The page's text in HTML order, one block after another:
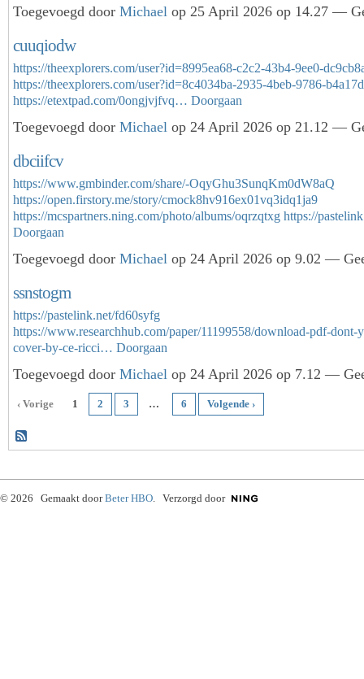
Toegevoegd door Michael op 25 April 2026 op 14.27 —
cuuqiodw
https://theexplorers.com/user?id=8995ea68-c2c2-43b4-9ee0-
https://theexplorers.com/user?id=8c4034ba-2935-4beb-9786-
https://etextpad.com/0ongjvjfvq… Doorgaan
Toegevoegd door Michael op 24 April 2026 op 21.12 —
dbciifcv
https://www.gmbinder.com/share/-OqyGhu3SunqKm0dW8aQ
https://open.firstory.me/story/cmock8hv916ex01vq3idq1ja9
https://mcspartners.ning.com/photo/albums/oqrzqtxg https://
Doorgaan
Toegevoegd door Michael op 24 April 2026 op 9.02 —
ssnstogm
https://pastelink.net/fd60syfg
https://www.researchhub.com/paper/11199558/download-pdf-dont-
cover-by-ce-ricci… Doorgaan
Toegevoegd door Michael op 24 April 2026 op 7.12 —
‹ Vorige 1 2 3 … 6 Volgende ›
© 2026 Gemaakt doorBeter HBO. Verzorgd door